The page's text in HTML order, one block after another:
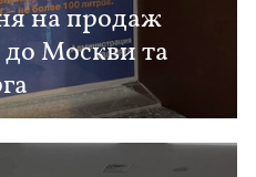
на продаж
Москви та